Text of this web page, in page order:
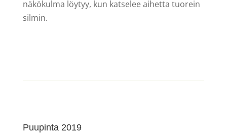
näkökulma löytyy, kun katselee aihetta tuorein
silmin.
Puupinta 2019